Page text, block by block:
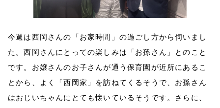
今週は西岡さんの「お家時間」の過ごし方から伺いまし
た。西岡さんにとっての楽しみは「お孫さん」とのこと
です。お嬢さんのお子さんが通う保育園が近所にあるこ
とから、よく「西岡家」を訪ねてくるそうで、お孫さん
はおじいちゃんにとても懐いているそうです。さらに、